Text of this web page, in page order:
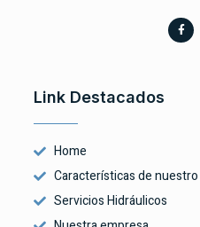
Link Destacados
Home
Características de
Servicios Hidráulicos